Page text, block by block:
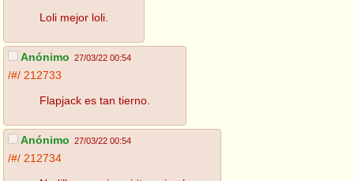
Loli mejor loli.
Anónimo 27/03/22 00:54
/#/ 212733
Flapjack es tan tierno.
Anónimo 27/03/22 00:54
/#/ 212734